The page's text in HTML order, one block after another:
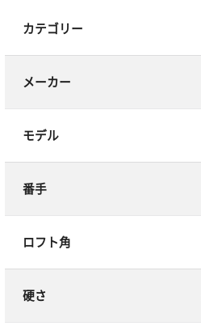
カテゴリー
メーカー
モデル
番手
ロフト角
硬さ